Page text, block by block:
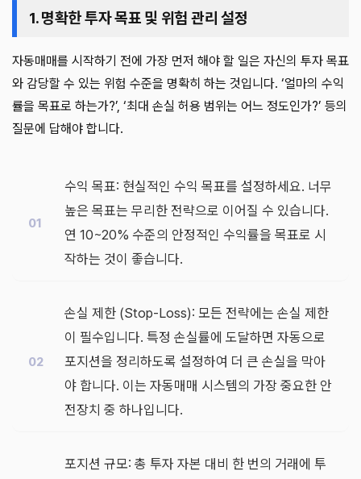
1. 명확한 투자 목표 및 위험 관리 설정
자동매매를 시작하기 전에 가장 먼저 해야 할 일은 자신의 투자 목표
와 감당할 수 있는 위험 수준을 명확히 하는 것입니다. ‘얼마의 수익
률을 목표로 하는가?’, ‘최대 손실 허용 범위는 어느 정도인가?’ 등의
질문에 답해야 합니다.
수익 목표: 현실적인 수익 목표를 설정하세요. 너무
높은 목표는 무리한 전략으로 이어질 수 있습니다.
연 10~20% 수준의 안정적인 수익률을 목표로 시
작하는 것이 좋습니다.
손실 제한 (Stop-Loss): 모든 전략에는 손실 제한
이 필수입니다. 특정 손실률에 도달하면 자동으로
포지션을 정리하도록 설정하여 더 큰 손실을 막아
야 합니다. 이는 자동매매 시스템의 가장 중요한 안
전장치 중 하나입니다.
포지션 규모: 총 투자 자본 대비 한 번의 거래에 투